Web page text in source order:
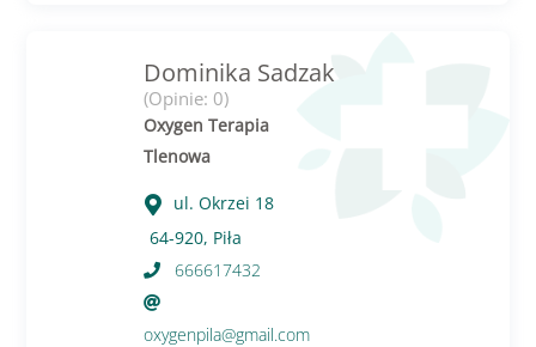
Dominika Sadzak
(Opinie: 0)
Oxygen Terapia
Tlenowa
ul. Okrzei 18
64-920, Piła
666617432
oxygenpila@gmail.com